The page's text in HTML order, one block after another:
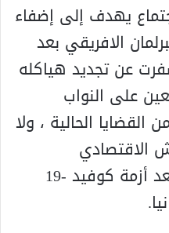
يهدف إلى إضفاء
الافريقي بعد
عن تجديد هياكله
على النواب
القضايا الحالية ، ولا
الاقتصادي
والاجتماعي في إفريقيا بعد أزمة كوفيد -19